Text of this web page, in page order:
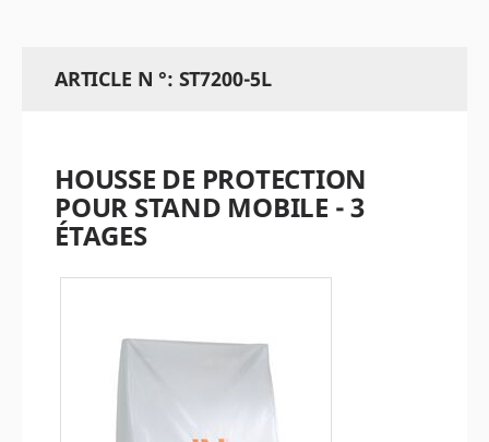
ARTICLE N °: ST7200-5L
HOUSSE DE PROTECTION
POUR STAND MOBILE - 3
ÉTAGES